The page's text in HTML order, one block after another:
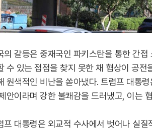
의 갈등은 중재국인 파키스탄을 통한 간
수 있는 접점을 찾지 못한 채 협상이 공
원색적인 비난을 쏟아냈다. 트럼프 대통
안이라며 강한 불쾌감을 드러냈고, 이는
프 대통령은 외교적 수사에서 벗어나 실